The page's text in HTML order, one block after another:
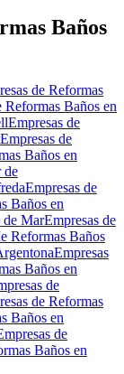
Baños
de Reformas
Reformas Baños en
Empresas de
Empresas de
Baños en
de
Empresas de
Baños en
de MarEmpresas de
Reformas Baños
Empresas
Baños en
de
de Reformas
Baños en
de
Baños en